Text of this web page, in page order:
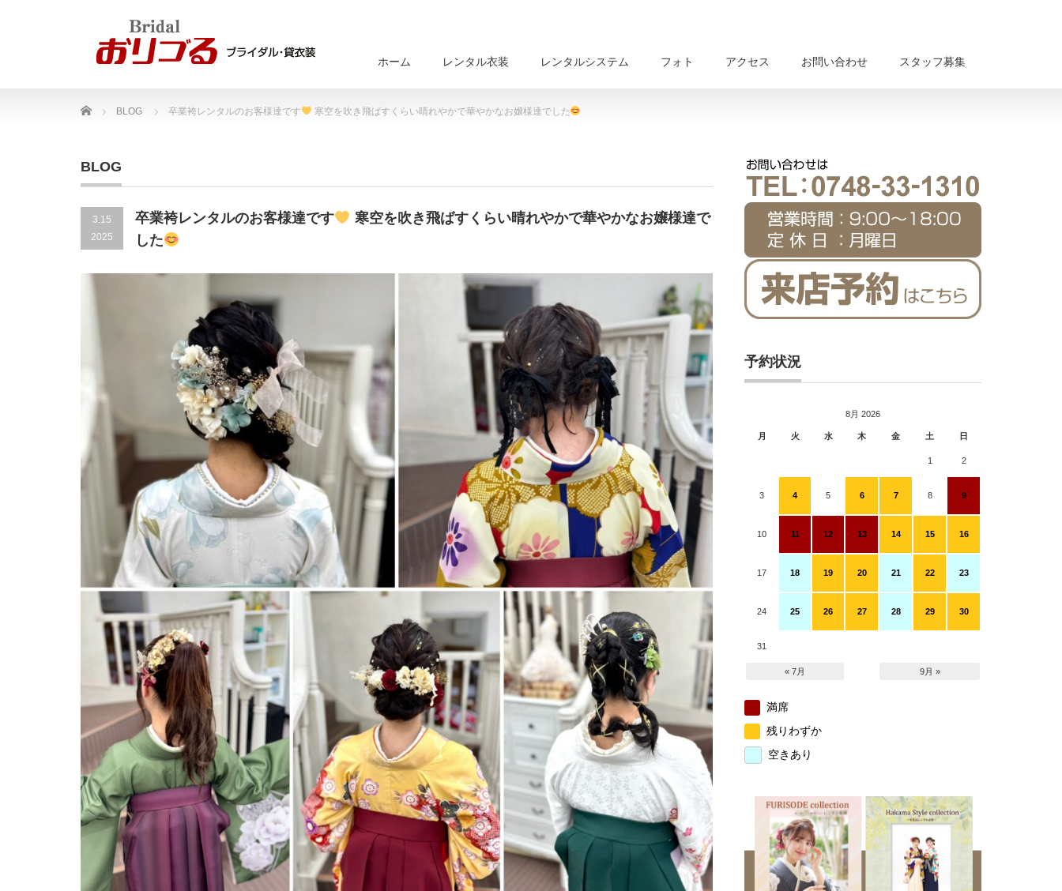
ホーム レンタル衣装 レンタルシステム フォト アクセス お問い合わせ スタッフ募集
Home BLOG 卒業袴レンタルのお客様達です 寒空を吹き飛ばすくらい晴れやかで華やかなお嬢様達でした
BLOG
3.15
2025
卒業袴レンタルのお客様達です
寒空を吹き飛ばすくらい晴れやかで華やかなお嬢様達で
した
予約状況
8月 2026
月 火 水 木 金 土 日
1 2
3 4 5 6 7 8 9
10 11 12 13 14 15 16
17 18 19 20 21 22 23
24 25 26 27 28 29 30
31
« 7月 9月 »
満席
残りわずか
空きあり